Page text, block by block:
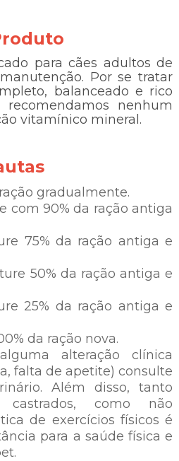
para cães adultos de
Por se tratar
balanceado e rico
nenhum
vitamínico mineral.
gradualmente.
com 90% da ração antiga
75% da ração antiga e
50% da ração antiga e
25% da ração antiga e
da ração nova.
alteração clínica
falta de apetite) consulte
Além disso, tanto
castrados, como não
de exercícios físicos é
para a saúde física e